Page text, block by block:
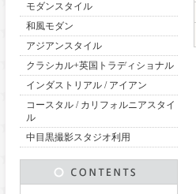
モダンスタイル
和風モダン
アジアンスタイル
クラシカル+英国トラディショナル
インダストリアル / アイアン
コースタル / カリフォルニアスタイ
ル
中目黒撮影スタジオ利用